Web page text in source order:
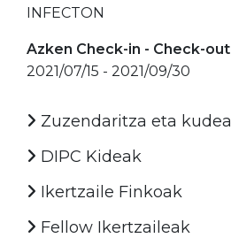
INFECTON
Azken Check-in - Check-
2021/07/15 - 2021/09/30
Zuzendaritza eta
DIPC Kideak
Ikertzaile Finkoak
Fellow Ikertzaileak